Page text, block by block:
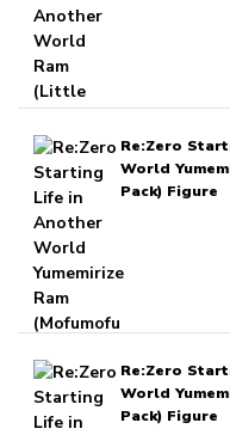
Re:Zero
World
Pack) Figure
Re:Zero
World
Pack) Figure